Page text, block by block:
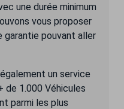
une durée minimum
vous proposer
garantie pouvant aller
un service
de 1.000 Véhicules
parmi les plus